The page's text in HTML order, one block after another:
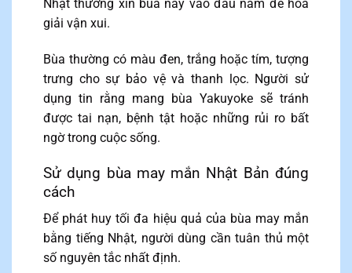
Nhật thường xin bùa này vào đầu năm để hóa
giải vận xui.
Bùa thường có màu đen, trắng hoặc tím, tượng
trưng cho sự bảo vệ và thanh lọc. Người sử
dụng tin rằng mang bùa Yakuyoke sẽ tránh
được tai nạn, bệnh tật hoặc những rủi ro bất
ngờ trong cuộc sống.
Sử dụng bùa may mắn Nhật Bản đúng
cách
Để phát huy tối đa hiệu quả của bùa may mắn
bằng tiếng Nhật, người dùng cần tuân thủ một
số nguyên tắc nhất định.